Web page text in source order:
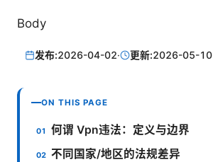
Body
发布:2026-04-02· 更新:2026-05-10
ON THIS PAGE
何谓 Vpn违法：定义与边界
不同国家/地区的法规差异